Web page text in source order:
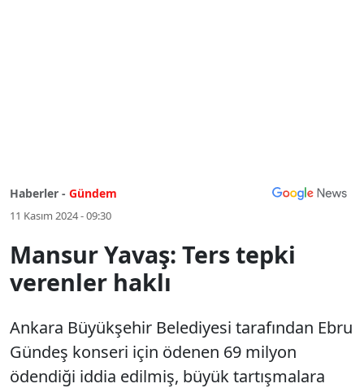
Haberler - Gündem
11 Kasım 2024 - 09:30
Mansur Yavaş: Ters tepki
verenler haklı
Ankara Büyükşehir Belediyesi tarafından Ebru
Gündeş konseri için ödenen 69 milyon
ödendiği iddia edilmiş, büyük tartışmalara